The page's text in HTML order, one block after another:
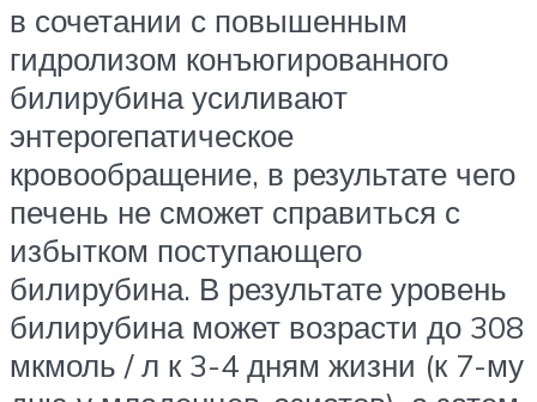
в сочетании с повышенным
гидролизом конъюгированного
билирубина усиливают
энтерогепатическое
кровообращение, в результате чего
печень не сможет справиться с
избытком поступающего
билирубина. В результате уровень
билирубина может возрасти до 308
мкмоль / л к 3-4 дням жизни (к 7-му